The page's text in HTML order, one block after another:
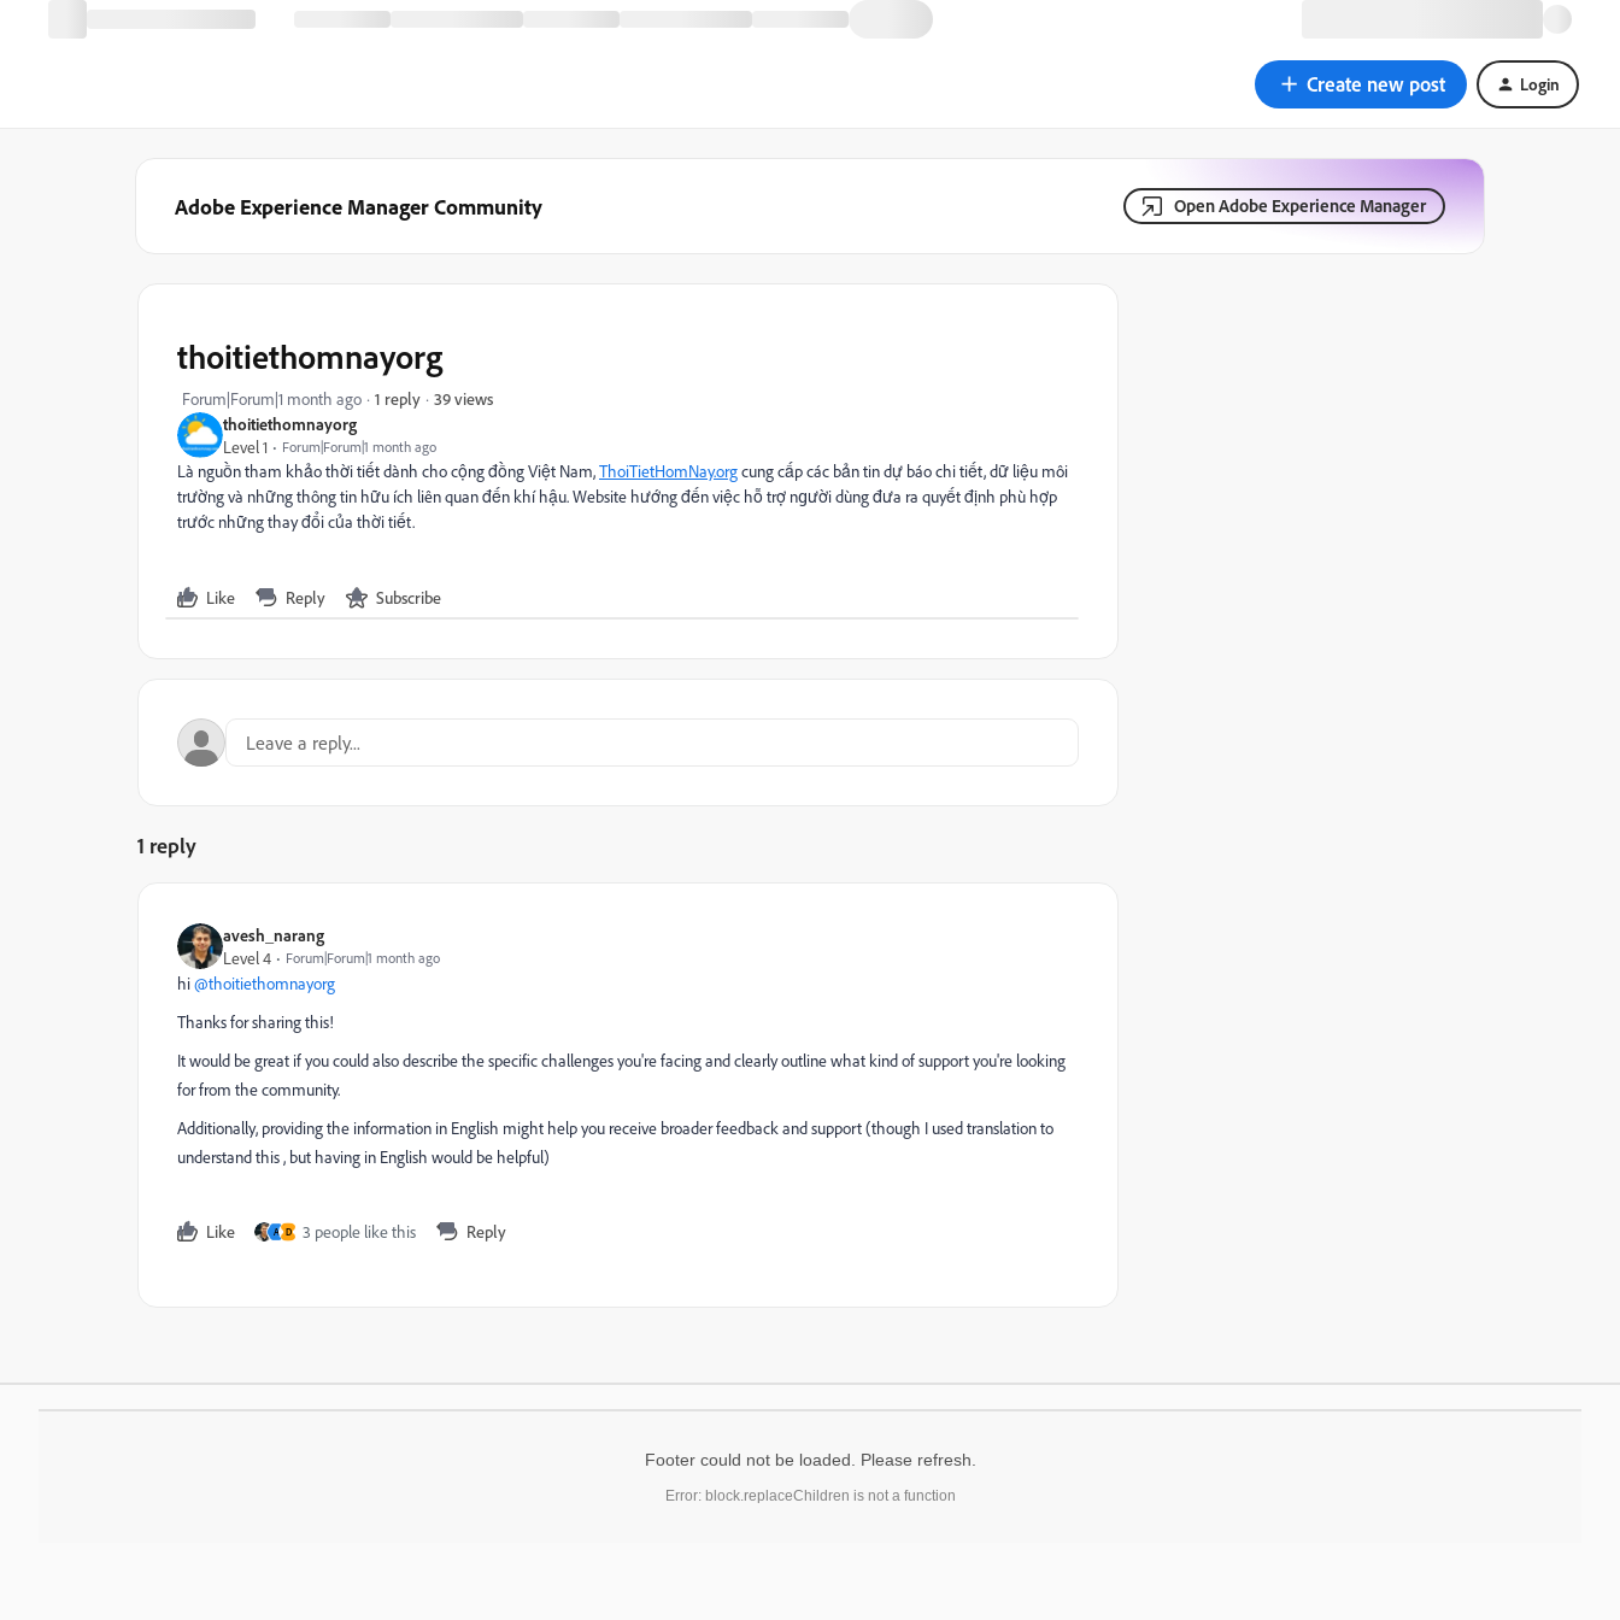
Create new post Login
Adobe Experience Manager Community Open Adobe Experience Manager
thoitiethomnayorg
Level 1
Forum|Forum|1 month ago
thoitiethomnayorg
Forum|Forum|1 month ago 1 reply 39 views
Là nguồn tham khảo thời tiết dành cho cộng đồng Việt Nam,ThoiTietHomNay.orgcung cấp các bản tin dự báo chi tiết, dữ liệu môi
trường và những thông tin hữu ích liên quan đến khí hậu. Website hướng đến việc hỗ trợ người dùng đưa ra quyết định phù hợp
trước những thay đổi của thời tiết.
Like Reply Subscribe
1 reply
avesh_narang
Level 4
Forum|Forum|1 month ago
hi ​@thoitiethomnayorg
Thanks for sharing this!
It would be great if you could also describe the specific challenges you're facing and clearly outline what kind of support you're looking
for from the community.
Additionally, providing the information in English might help you receive broader feedback and support (though I used translation to
understand this , but having in English would be helpful)
Like A D 3 people like this Reply
Footer could not be loaded. Please refresh.
Error: block.replaceChildren is not a function